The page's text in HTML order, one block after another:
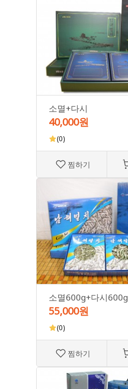
소멸+다시
40,000원
(0)
찜하기
소멸600g+다시600g
55,000원
(0)
찜하기